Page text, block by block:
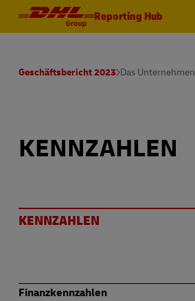
Reporting Hub
Geschäftsbericht 2023 Das Unternehmen
KENNZAHLEN
KENNZAHLEN
Finanzkennzahlen